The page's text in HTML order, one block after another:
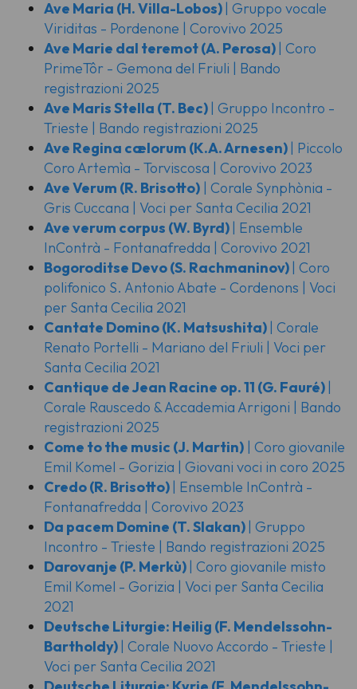
Ave Maria (H. Villa-Lobos) | Gruppo vocale
Viriditas - Pordenone | Corovivo 2025
Ave Marie dal teremot(A. Perosa) | Coro
PrimeTôr - Gemona del Friuli | Bando
registrazioni 2025
Ave Maris Stella (T. Bec) | Gruppo Incontro -
Trieste | Bando registrazioni 2025
Ave Regina cælorum (K.A. Arnesen) | Piccolo
Coro Artemìa - Torviscosa | Corovivo 2023
Ave Verum (R. Brisotto) | Corale Synphònia -
Gris Cuccana | Voci per Santa Cecilia 2021
Ave verum corpus (W. Byrd) | Ensemble
InContrà - Fontanafredda | Corovivo 2021
Bogoroditse Devo(S. Rachmaninov) | Coro
polifonico S. Antonio Abate - Cordenons | Voci
per Santa Cecilia 2021
Cantate Domino(K. Matsushita) | Corale
Renato Portelli - Mariano del Friuli | Voci per
Santa Cecilia 2021
Cantique de Jean Racine op. 11 (G. Fauré) |
Corale Rauscedo & Accademia Arrigoni | Bando
registrazioni 2025
Come to the music (J. Martin) | Coro giovanile
Emil Komel - Gorizia | Giovani voci in coro 2025
Credo(R. Brisotto) | Ensemble InContrà -
Fontanafredda | Corovivo 2023
Da pacem Domine (T. Slakan) | Gruppo
Incontro - Trieste | Bando registrazioni 2025
Darovanje (P. Merkù) | Coro giovanile misto
Emil Komel - Gorizia | Voci per Santa Cecilia
2021
Deutsche Liturgie: Heilig (F. Mendelssohn-
Bartholdy) | Corale Nuovo Accordo - Trieste |
Voci per Santa Cecilia 2021